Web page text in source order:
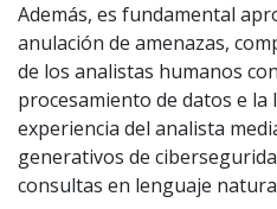
Además, es fundamental
anulación de amenazas,
de los analistas humanos
procesamiento de datos e la
experiencia del analista
generativos de
consultas en lenguaje